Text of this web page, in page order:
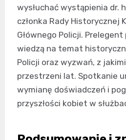
wysłuchać wystąpienia dr.
członka Rady Historycznej
Głównego Policji.
wiedzą na temat
Policji oraz wyzwań, z
przestrzeni lat. Spotkanie
wymianę doświadczeń i
przyszłości kobiet w